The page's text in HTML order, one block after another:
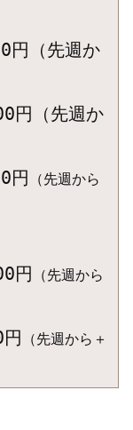
円（先週か
円 （先週か
円
（先週から
円
（先週から
（先週から＋